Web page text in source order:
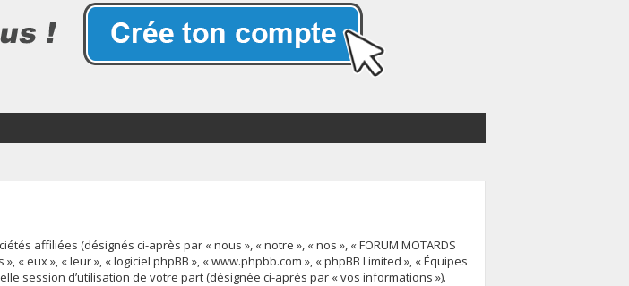
affiliées (désignés ci-après par « nous », « notre », « nos », « FORUM MOTARDS
eux », « leur », « logiciel phpBB », « www.phpbb.com », « phpBB Limited », « Équipes
session d’utilisation de votre part (désignée ci-après par « vos informations »).